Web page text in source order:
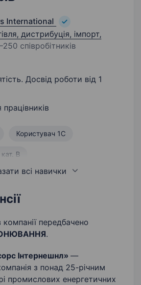
International
дистрибуція, імпорт,
співробітників
Досвід роботи від 1
Користувач 1С
B
засобами
документації
Ведення звітності
всі навички
компанії передбачено
.
Інтернешнл» —
з понад 25-річним
промислових енергетичних